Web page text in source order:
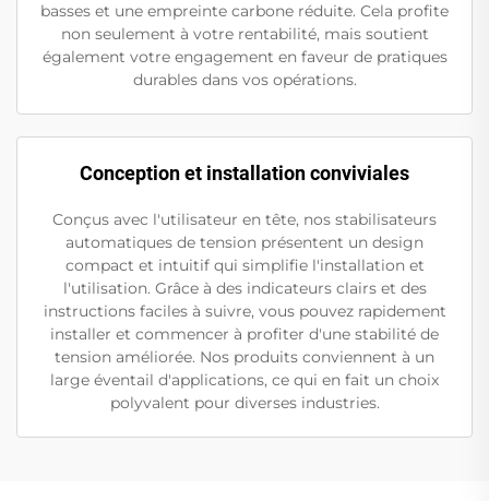
basses et une empreinte carbone réduite. Cela profite
non seulement à votre rentabilité, mais soutient
également votre engagement en faveur de pratiques
durables dans vos opérations.
Conception et installation conviviales
Conçus avec l'utilisateur en tête, nos stabilisateurs
automatiques de tension présentent un design
compact et intuitif qui simplifie l'installation et
l'utilisation. Grâce à des indicateurs clairs et des
instructions faciles à suivre, vous pouvez rapidement
installer et commencer à profiter d'une stabilité de
tension améliorée. Nos produits conviennent à un
large éventail d'applications, ce qui en fait un choix
polyvalent pour diverses industries.